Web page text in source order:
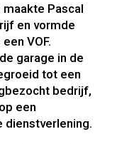
maakte Pascal
en vormde
VOF.
garage in de
tot een
bedrijf,
een
dienstverlening.